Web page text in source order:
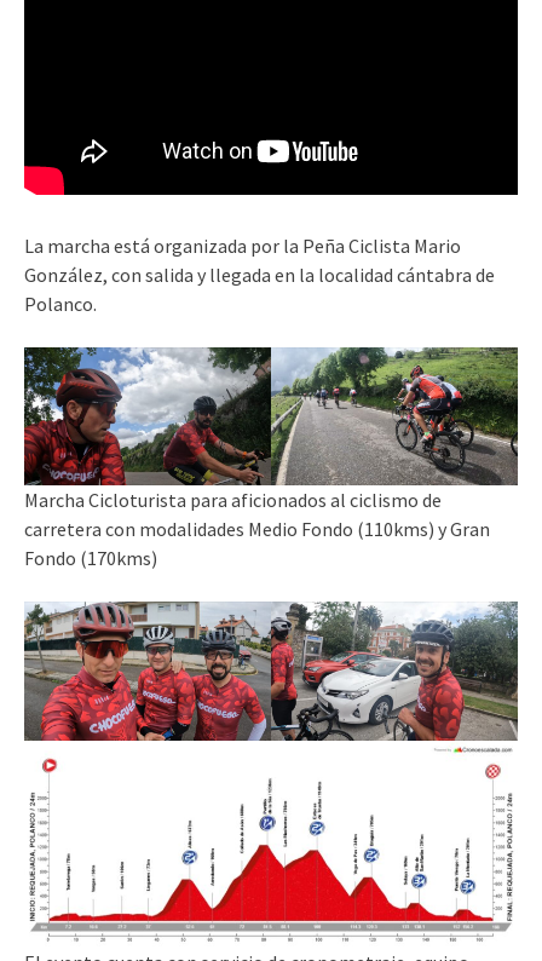
La marcha está organizada por la Peña Ciclista Mario
González, con salida y llegada en la localidad cántabra de
Polanco.
Marcha Cicloturista para aficionados al ciclismo de
carretera con modalidades Medio Fondo (110kms) y Gran
Fondo (170kms)